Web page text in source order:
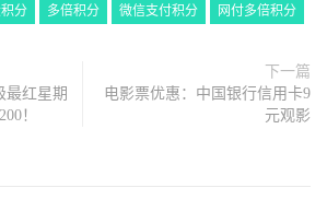
分 多倍积分 微信支付积分 网付多倍积分
最红星期
！
下一篇
电影票优惠：中国银行信用卡9
元观影